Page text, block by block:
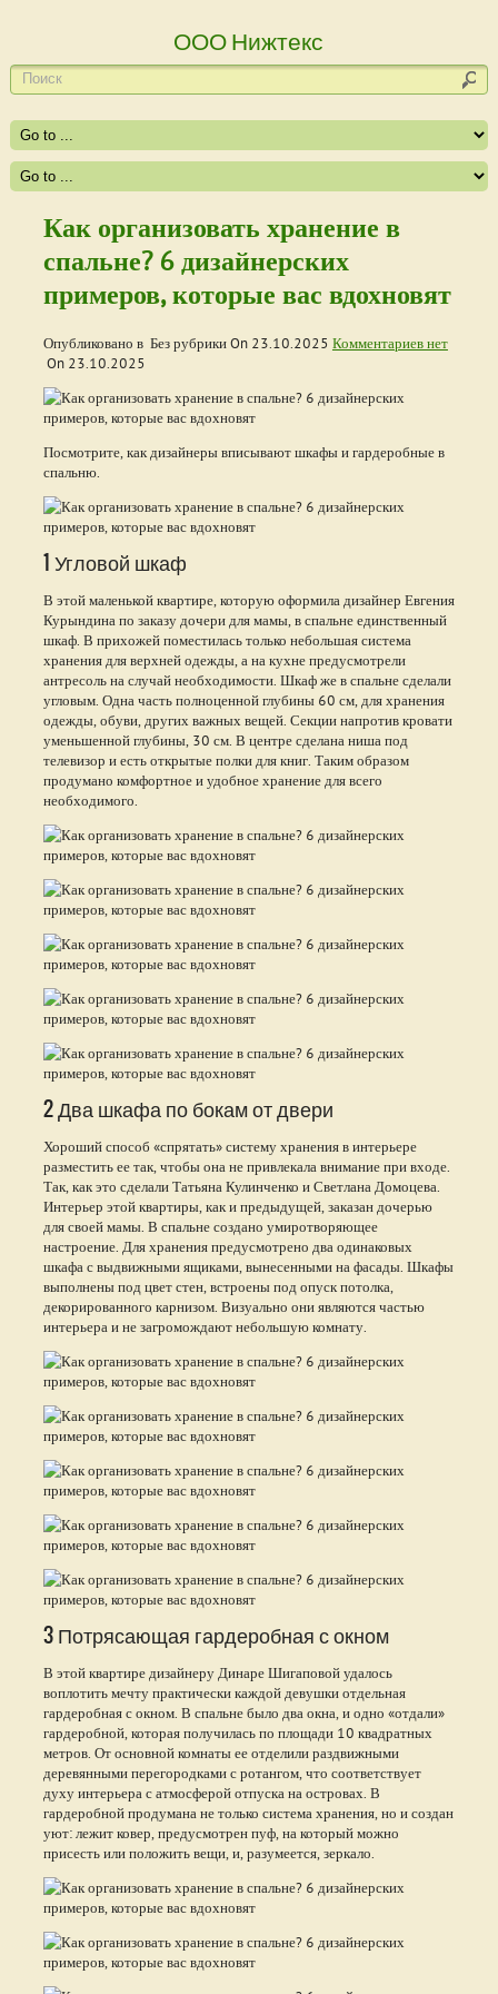
ООО Нижтекс
Как организовать хранение в
спальне? 6 дизайнерских
примеров, которые вас вдохновят
Опубликовано в Без рубрики On 23.10.2025 Комментариев нет
On 23.10.2025
Посмотрите, как дизайнеры вписывают шкафы и гардеробные в
спальню.
1 Угловой шкаф
В этой маленькой квартире, которую оформила дизайнер Евгения
Курындина по заказу дочери для мамы, в спальне единственный
шкаф. В прихожей поместилась только небольшая система
хранения для верхней одежды, а на кухне предусмотрели
антресоль на случай необходимости. Шкаф же в спальне сделали
угловым. Одна часть полноценной глубины 60 см, для хранения
одежды, обуви, других важных вещей. Секции напротив кровати
уменьшенной глубины, 30 см. В центре сделана ниша под
телевизор и есть открытые полки для книг. Таким образом
продумано комфортное и удобное хранение для всего
необходимого.
2 Два шкафа по бокам от двери
Хороший способ «спрятать» систему хранения в интерьере
разместить ее так, чтобы она не привлекала внимание при входе.
Так, как это сделали Татьяна Кулинченко и Светлана Домоцева.
Интерьер этой квартиры, как и предыдущей, заказан дочерью
для своей мамы. В спальне создано умиротворяющее
настроение. Для хранения предусмотрено два одинаковых
шкафа с выдвижными ящиками, вынесенными на фасады. Шкафы
выполнены под цвет стен, встроены под опуск потолка,
декорированного карнизом. Визуально они являются частью
интерьера и не загромождают небольшую комнату.
3 Потрясающая гардеробная с окном
В этой квартире дизайнеру Динаре Шигаповой удалось
воплотить мечту практически каждой девушки отдельная
гардеробная с окном. В спальне было два окна, и одно «отдали»
гардеробной, которая получилась по площади 10 квадратных
метров. От основной комнаты ее отделили раздвижными
деревянными перегородками с ротангом, что соответствует
духу интерьера с атмосферой отпуска на островах. В
гардеробной продумана не только система хранения, но и создан
уют: лежит ковер, предусмотрен пуф, на который можно
присесть или положить вещи, и, разумеется, зеркало.